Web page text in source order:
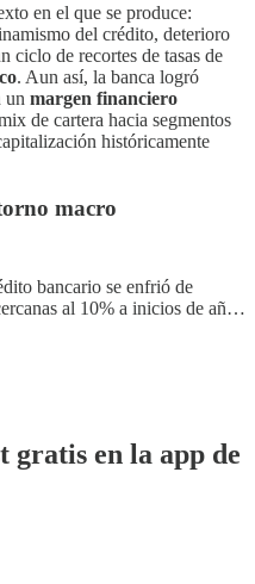
en el que se produce:
del crédito, deterioro
ciclo de recortes de tasas de
. Aun así, la banca logró
un margen financiero
de cartera hacia segmentos
históricamente
macro
bancario se enfrió de
al 10% a inicios de añ…
gratis en la app de